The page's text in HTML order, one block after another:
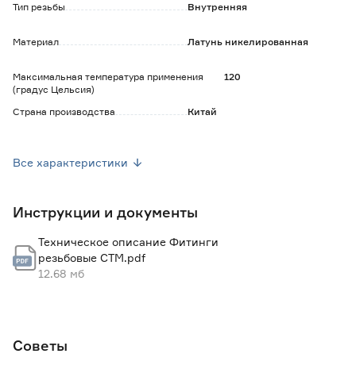
Тип резьбы Внутренняя
Материал Латунь никелированная
Максимальная температура применения
(градус Цельсия)
120
Страна производства Китай
Все характеристики
Инструкции и документы
Техническое описание Фитинги
резьбовые СТМ.pdf
12.68 мб
Советы